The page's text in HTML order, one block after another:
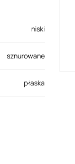
niski
sznurowane
płaska